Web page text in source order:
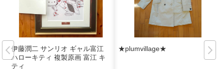
伊藤潤二 サンリオ ギャル富江
ハローキティ 複製原画 富江 キ
ティ
★plumvillage★